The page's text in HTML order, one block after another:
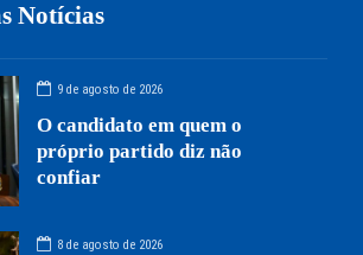
Notícias
9 de agosto de 2026
O candidato em quem o
próprio partido diz não
confiar
8 de agosto de 2026